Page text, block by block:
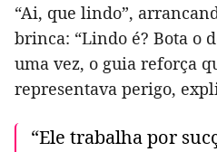
“Ai, que lindo”,
brinca: “Lindo é? Bota o
uma vez, o guia reforça
representava perigo,
“Ele trabalha por